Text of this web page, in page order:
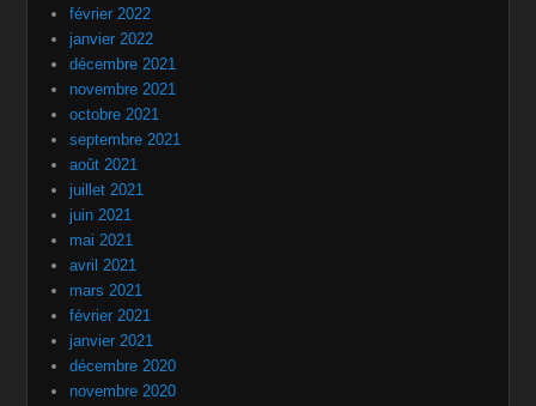
février 2022
janvier 2022
décembre 2021
novembre 2021
octobre 2021
septembre 2021
août 2021
juillet 2021
juin 2021
mai 2021
avril 2021
mars 2021
février 2021
janvier 2021
décembre 2020
novembre 2020